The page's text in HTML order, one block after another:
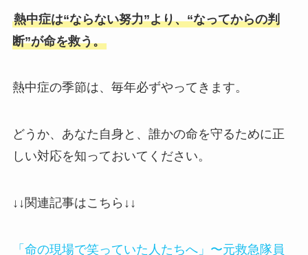
熱中症は“ならない努力”より、“なってからの判
断”が命を救う。
熱中症の季節は、毎年必ずやってきます。
どうか、あなた自身と、誰かの命を守るために正
しい対応を知っておいてください。
↓↓関連記事はこちら↓↓
「命の現場で笑っていた人たちへ」〜元救急隊員